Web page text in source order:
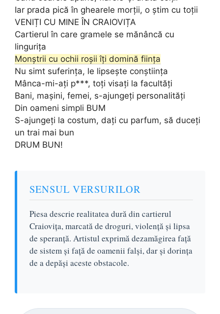
Iar prada pică în ghearele morții, o știm cu toții
VENIȚI CU MINE ÎN CRAIOVIȚA
Cartierul în care gramele se mănâncă cu
lingurița
Monștrii cu ochii roșii îți domină ființa
Nu simt suferința, le lipsește conștiința
Mânca-mi-ați p***, toți visați la facultăți
Bani, mașini, femei, s-ajungeți personalități
Din oameni simpli BUM
S-ajungeți la costum, dați cu parfum, să duceți
un trai mai bun
DRUM BUN!
SENSUL VERSURILOR
Piesa descrie realitatea dură din cartierul
Craiovița, marcată de droguri, violență și lipsa
de speranță. Artistul exprimă dezamăgirea față
de sistem și față de oamenii falși, dar și dorința
de a depăși aceste obstacole.